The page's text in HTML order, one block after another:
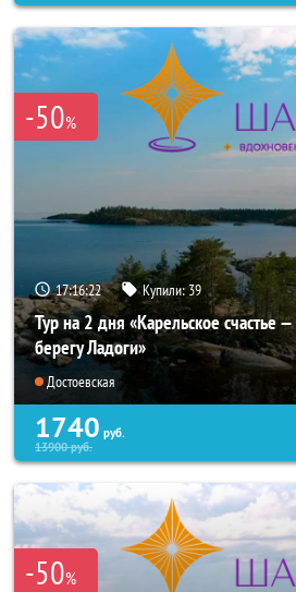
-50%
17:16:20 Купили:39
Тур на 2 дня «Карельское счастье
берегу Ладоги»
Достоевская
1740 руб.
13900руб.
-50%